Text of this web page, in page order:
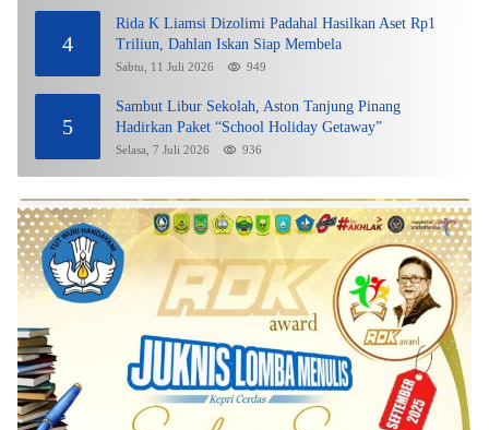
4
Rida K Liamsi Dizolimi Padahal Hasilkan Aset Rp1
Triliun, Dahlan Iskan Siap Membela
Sabtu, 11 Juli 2026 949
5
Sambut Libur Sekolah, Aston Tanjung Pinang
Hadirkan Paket “School Holiday Getaway”
Selasa, 7 Juli 2026 936